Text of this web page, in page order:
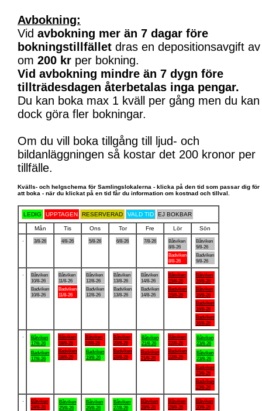
Avbokning:
Vid avbokning mer än 7 dagar före
bokningstillfället dras en depositionsavgift av
om 200 kr per bokning.
Vid avbokning mindre än 7 dygn före
tillträdesdagen återbetalas inga pengar.
Du kan boka max 1 kväll per gång men du kan
dock göra fler bokningar.
Om du vill boka tillgång till ljud- och
bildanläggningen så kostar det 200 kronor per
tillfälle.
Kvälls- och helgschema för Samlingslokalerna - klicka på den tid som passar dig för
att boka - när du klickat på en tid får du information om kostnad och tillval.
LEDIG UPPTAGEN RESERVERAD VALD TID EJ BOKBAR
Mån Tis Ons Tor Fre Lör
Sön
3/8-26 4/8-26 5/8-26 6/8-26 7/8-26
Båtviken
8/8-26
Badviken
8/8-26
Båtviken
9/8-26
Badviken
9/8-26
Båtviken
10/8-26
Badviken
10/8-26
Båtviken
11/8-26
Badviken
11/8-26
Båtviken
12/8-26
Badviken
12/8-26
Båtviken
13/8-26
Badviken
13/8-26
Båtviken
14/8-26
Badviken
14/8-26
Båtviken
15/8-26
Badviken
15/8-26
Båtviken
16/8-26
Båtviken
16/8-26
Badviken
16/8-26
Badviken
16/8-26
Båtviken
17/8-26
Badviken
17/8-26
Båtviken
18/8-26
Badviken
18/8-26
Båtviken
19/8-26
Badviken
19/8-26
Båtviken
20/8-26
Badviken
20/8-26
Båtviken
21/8-26
Badviken
21/8-26
Båtviken
22/8-26
Badviken
22/8-26
Båtviken
23/8-26
Båtviken
23/8-26
Badviken
23/8-26
Badviken
23/8-26
Båtviken
24/8-26
Båtviken
25/8-26
Båtviken
26/8-26
Båtviken
27/8-26
Båtviken
28/8-26
Båtviken
29/8-26
Båtviken
30/8-26